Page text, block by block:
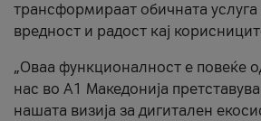
трансформираат обичната услуга
вредност и радост кај
„Оваа функционалност е повеќе
нас во А1 Македонија
нашата визија за дигитален